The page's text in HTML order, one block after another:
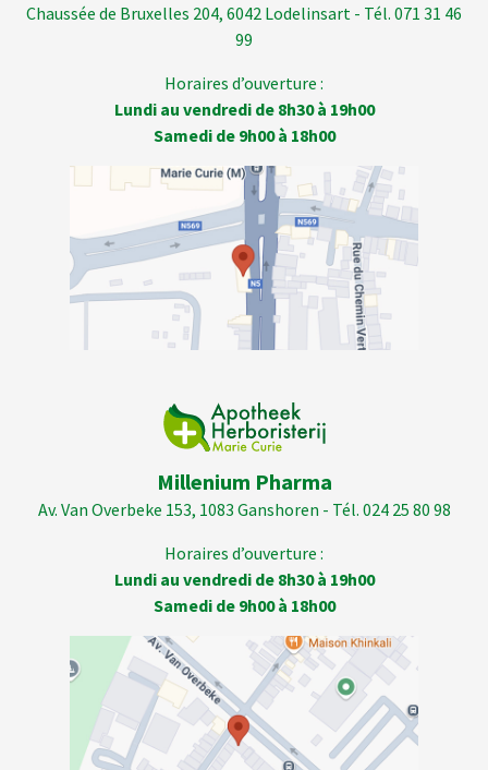
Chaussée de Bruxelles 204, 6042 Lodelinsart - Tél. 071 31 46
99
Horaires d’ouverture :
Lundi au vendredi de 8h30 à 19h00
Samedi de 9h00 à 18h00
Millenium Pharma
Av. Van Overbeke 153, 1083 Ganshoren - Tél. 024 25 80 98
Horaires d’ouverture :
Lundi au vendredi de 8h30 à 19h00
Samedi de 9h00 à 18h00